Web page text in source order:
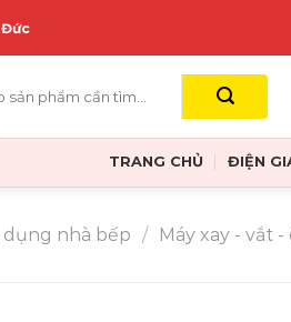
Đức
TRANG CHỦ ĐIỆN
dụng nhà bếp / Máy xay - vắt -